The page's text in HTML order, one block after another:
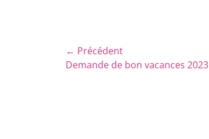
Navigation
de
← Précédent
Article
Demande de bon vacances 2023